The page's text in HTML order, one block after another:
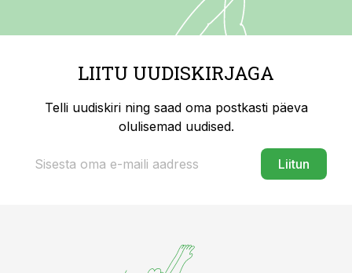
LIITU UUDISKIRJAGA
Telli uudiskiri ning saad oma postkasti päeva
olulisemad uudised.
Liitun